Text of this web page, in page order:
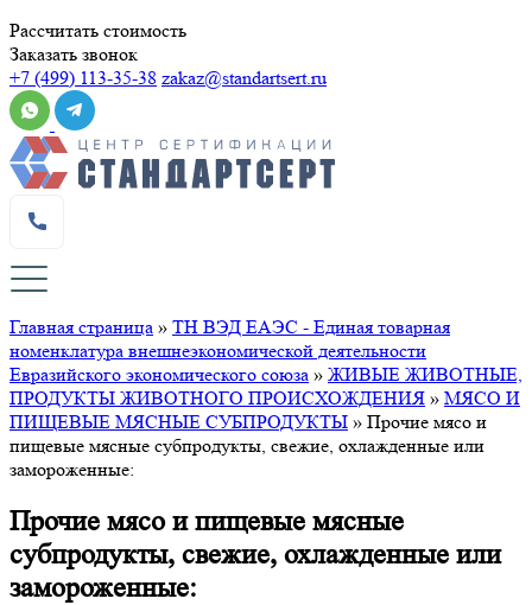
Рассчитать стоимость
Заказать звонок
+7 (499) 113-35-38 zakaz@standartsert.ru
Главная страница » ТН ВЭД ЕАЭС - Единая товарная
номенклатура внешнеэкономической деятельности
Евразийского экономического союза » ЖИВЫЕ ЖИВОТНЫЕ,
ПРОДУКТЫ ЖИВОТНОГО ПРОИСХОЖДЕНИЯ » МЯСО И
ПИЩЕВЫЕ МЯСНЫЕ СУБПРОДУКТЫ » Прочие мясо и
пищевые мясные субпродукты, свежие, охлажденные или
замороженные:
Прочие мясо и пищевые мясные
субпродукты, свежие, охлажденные или
замороженные: